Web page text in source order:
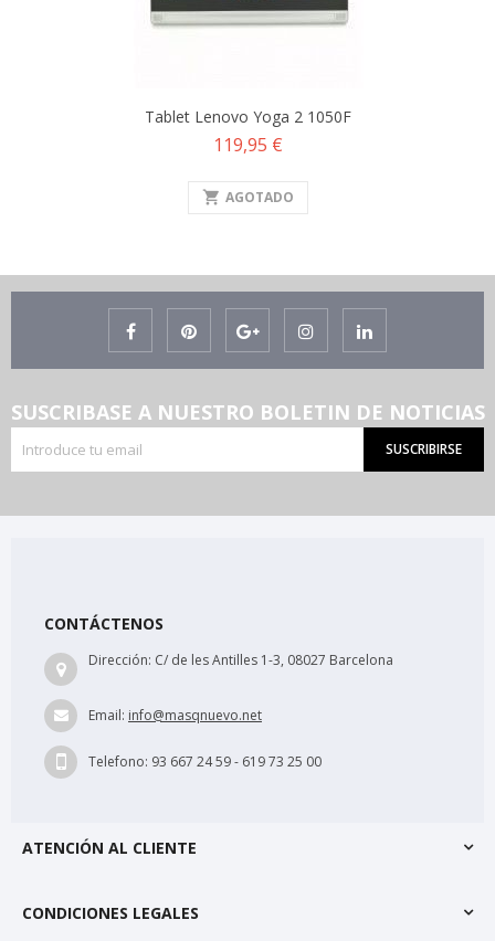
Tablet Lenovo Yoga 2 1050F
Precio
119,95 €
shopping_cart AGOTADO
SUSCRIBASE A NUESTRO BOLETIN DE NOTICIAS
SUSCRIBIRSE
CONTÁCTENOS
Dirección: C/ de les Antilles 1-3, 08027 Barcelona
Email: info@masqnuevo.net
Telefono: 93 667 24 59 - 619 73 25 00
ATENCIÓN AL CLIENTE
CONDICIONES LEGALES